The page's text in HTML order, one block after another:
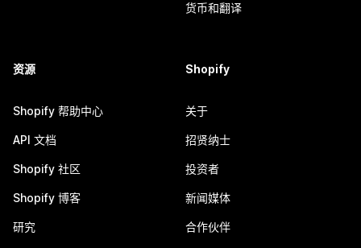
货币和翻译
资源
Shopify 帮助中心
API 文档
Shopify 社区
Shopify 博客
研究
Shopify
关于
招贤纳士
投资者
新闻媒体
合作伙伴